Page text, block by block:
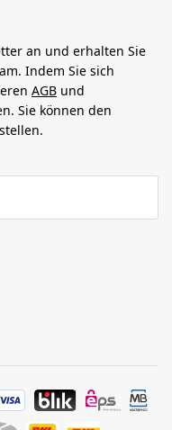
an und erhalten Sie
Indem Sie sich
AGB und
Sie können den